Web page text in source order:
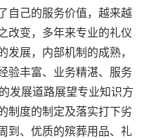
自己的服务价值，越来越
改变，多年来专业的礼仪
发展，内部机制的成熟，
验丰富、业务精湛、服务
发展道路展望专业知识方
制度的制定及落实打下劣
到、优质的殡葬用品、礼